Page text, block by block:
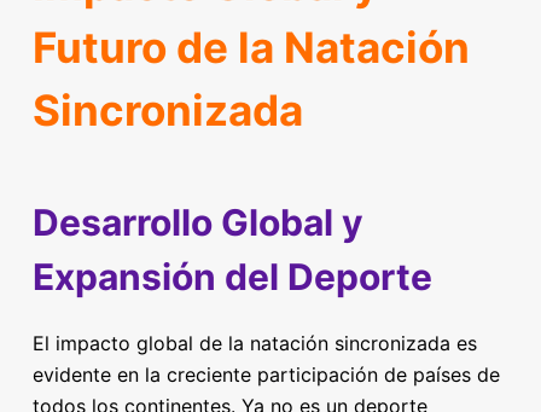
Futuro de la Natación
Sincronizada
Desarrollo Global y
Expansión del Deporte
El impacto global de la natación sincronizada es
evidente en la creciente participación de países de
todos los continentes. Ya no es un deporte